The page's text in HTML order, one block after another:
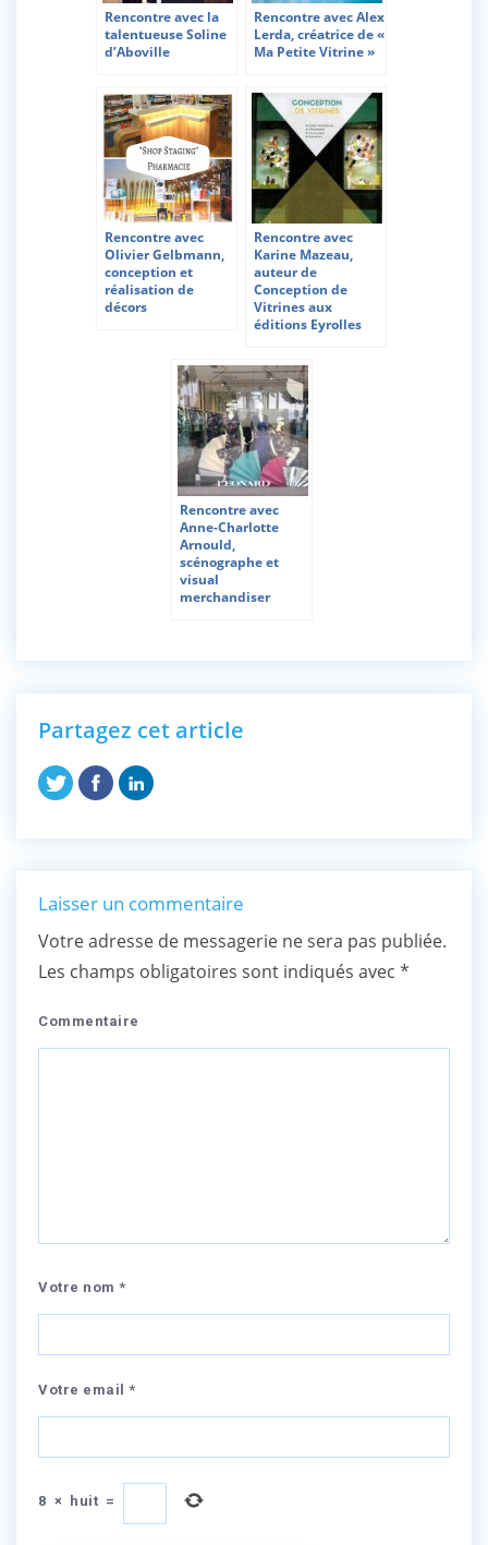
Rencontre avec la
talentueuse Soline
d’Aboville
Rencontre avec Alex
Lerda, créatrice de «
Ma Petite Vitrine »
Rencontre avec
Olivier Gelbmann,
conception et
réalisation de
décors
Rencontre avec
Karine Mazeau,
auteur de
Conception de
Vitrines aux
éditions Eyrolles
Rencontre avec
Anne-Charlotte
Arnould,
scénographe et
visual
merchandiser
Partagez cet article
Laisser un commentaire
Votre adresse de messagerie ne sera pas publiée.
Les champs obligatoires sont indiqués avec *
Commentaire
Votre nom *
Votre email *
8 × huit =